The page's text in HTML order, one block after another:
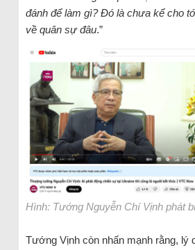
đánh để làm gì? Đó là chưa kể cho
về quân sự đâu.”
Hình: Tướng Nguyễn Chí Vịnh phát
Tướng Vịnh còn nhấn mạnh rằng, lý